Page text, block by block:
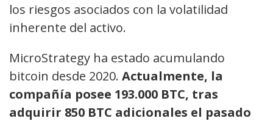
los riesgos asociados con la volatilidad
inherente del activo.
MicroStrategy ha estado acumulando
bitcoin desde 2020. Actualmente, la
compañía posee 193.000 BTC, tras
adquirir 850 BTC adicionales el pasado